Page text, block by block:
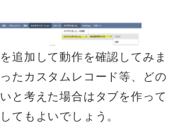
追加して動作を確認してみま
たカスタムレコード等、どの
と考えた場合はタブを作って
てもよいでしょう。